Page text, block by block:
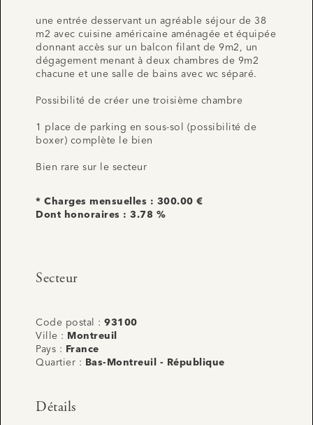
une entrée desservant un agréable séjour de 38
m2 avec cuisine américaine aménagée et équipée
donnant accès sur un balcon filant de 9m2, un
dégagement menant à deux chambres de 9m2
chacune et une salle de bains avec wc séparé.
Possibilité de créer une troisième chambre
1 place de parking en sous-sol (possibilité de
boxer) complète le bien
Bien rare sur le secteur
* Charges mensuelles : 300.00 €
Dont honoraires : 3.78 %
Secteur
Code postal : 93100
Ville :
Montreuil
Pays :
France
Quartier :
Bas-Montreuil - République
Détails